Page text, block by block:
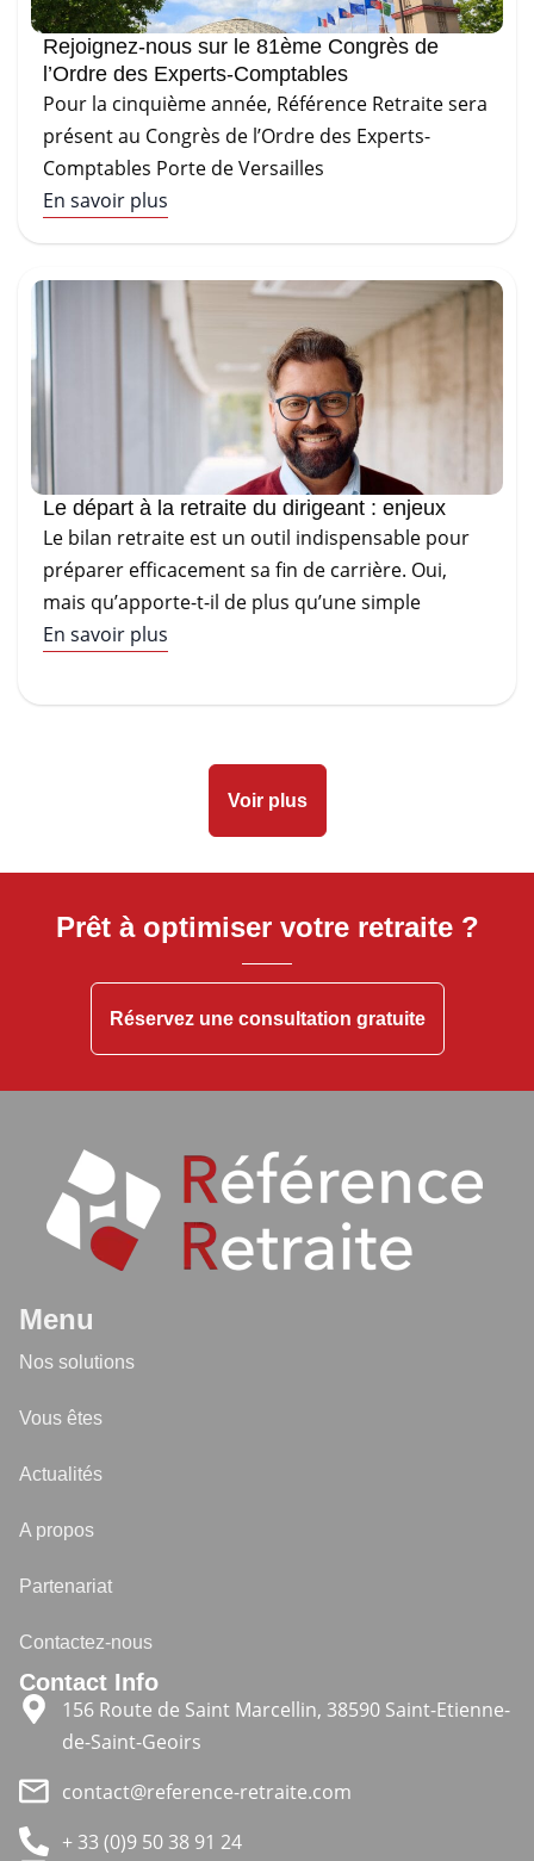
Rejoignez-nous sur le 81ème Congrès de
l’Ordre des Experts-Comptables
Pour la cinquième année, Référence Retraite sera
présent au Congrès de l’Ordre des Experts-
Comptables Porte de Versailles
En savoir plus
Le départ à la retraite du dirigeant : enjeux
Le bilan retraite est un outil indispensable pour
préparer efficacement sa fin de carrière. Oui,
mais qu’apporte-t-il de plus qu’une simple
En savoir plus
Voir plus
Prêt à optimiser votre retraite ?
Réservez une consultation gratuite
Menu
Nos solutions
Vous êtes
Actualités
A propos
Partenariat
Contactez-nous
Contact Info
156 Route de Saint Marcellin, 38590 Saint-Etienne-
de-Saint-Geoirs
contact@reference-retraite.com
+ 33 (0)9 50 38 91 24